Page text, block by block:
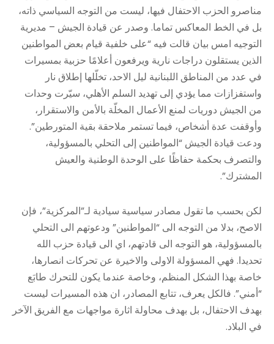
مناصرو الحزب الاحتفال فيها، ليست من التوجه السياسي ذاته،
بل في الخط المعاكس تماما. وصدر عن قيادة الجيش – مديرية
التوجيه امس بيان قالت فيه “على خلفية قيام بعض المواطنين
الذين يستقلون دراجات نارية ويرفعون أعلامًا حزبية بمسيرات
في عدد من المناطق اللبنانية ليل الاحد، تخلّلها إطلاق نار
واستفزازات مما يؤدي إلى تهديد السلم الأهلي، سيّرت وحدات
من الجيش دوريات لمنع الأعمال المخلّة بالأمن والاستقرار،
وأوقفت عدة أشخاص، فيما تستمر ملاحقة بقية المتورطين”.
ودعت قيادة الجيش “المواطنين إلى التحلي بالمسؤولية،
والتصرف بحكمة حفاظًا على الوحدة الوطنية والعيش
المشترك”.
لكن بحسب ما تقول مصادر سياسية سيادية لـ”المركزية”، فإن
الاصح، بدلا من التوجه الى “المواطنين” ودعوتهم الى التحلي
بالمسؤولية، هو التوجه الى قادتهم، اي الى قيادة حزب الله
تحديدا. فهي المسؤولة الاولى والاخيرة عن تحركات انصارها،
خاصة بهذا الشكل المنظم، وخاصة عندما يكون للتحرك طابَع
“أمني”. فالكل يعرف، تتابع المصادر، ان هذه المسيرات ليست
بهدف الاحتفال، بل بهدف محاولة اثارة مواجهات مع الفريق الآخر
في البلاد.